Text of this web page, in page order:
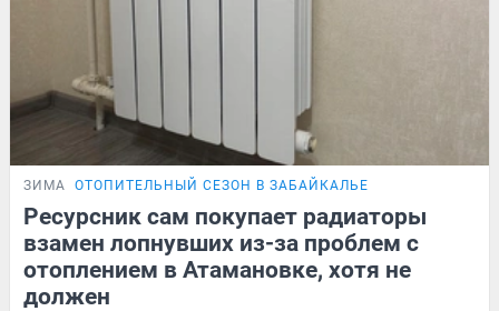
ЗИМА ОТОПИТЕЛЬНЫЙ СЕЗОН В ЗАБАЙКАЛЬЕ
Ресурсник сам покупает радиаторы
взамен лопнувших из-за проблем с
отоплением в Атамановке, хотя не
должен